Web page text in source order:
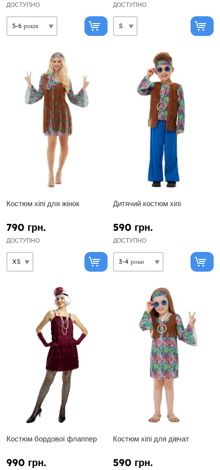
ДОСТУПНО ДОСТУПНО
Костюм хіпі для жінок
790 грн.
ДОСТУПНО
Дитячий костюм хіпі
590 грн.
ДОСТУПНО
Костюм бордової флаппер
990 грн.
Костюм хіпі для дівчат
590 грн.